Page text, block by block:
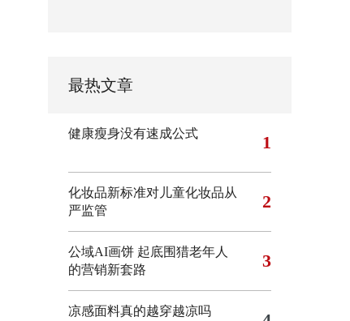
最热文章
健康瘦身没有速成公式 1
化妆品新标准对儿童化妆品从
严监管
2
公域AI画饼 起底围猎老年人
的营销新套路
3
凉感面料真的越穿越凉吗